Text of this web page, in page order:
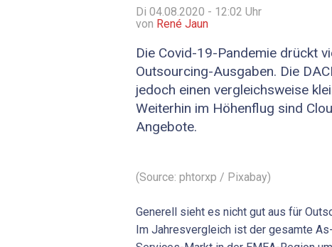
Di 04.08.2020 - 12:02 Uhr
von René Jaun
Die Covid-19-Pandemie drückt
Outsourcing-Ausgaben. Die
jedoch einen vergleichsweise
Weiterhin im Höhenflug sind
Angebote.
(Source: phtorxp / Pixabay)
Generell sieht es nicht gut aus für
Im Jahresvergleich ist der gesamte